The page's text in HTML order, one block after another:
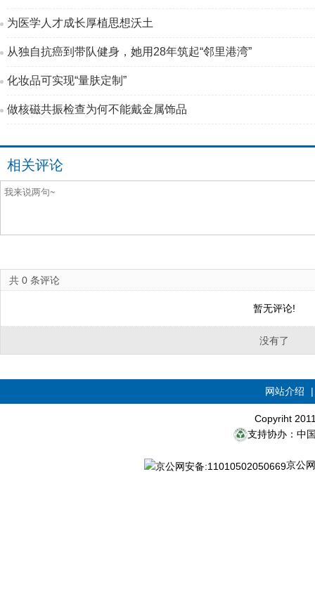
为医学人才成长厚植思想沃土
从独自抗癌到带队健身，她用28年筑起“邻里港湾”
化妆品可实现“量肤定制”
做核磁共振检查为何不能戴金属饰品
相关评论
共 0 条评论
暂无评论!
没有了
网站介绍
Copyriht
支持协办：中
京公